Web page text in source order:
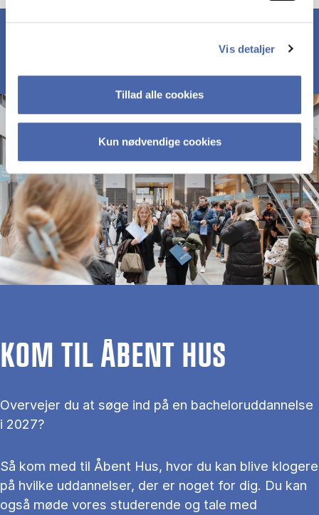
Vis detaljer
Tillad alle cookies
Kun nødvendige cookies
KOM TIL ÅBENT HUS
Overvejer du at søge ind på en bacheloruddannelse
i 2027?
Så kom med til Åbent Hus, hvor du kan blive klogere
på hvilke uddannelser, der er noget for dig. Du kan
også møde vores studerende og tale med